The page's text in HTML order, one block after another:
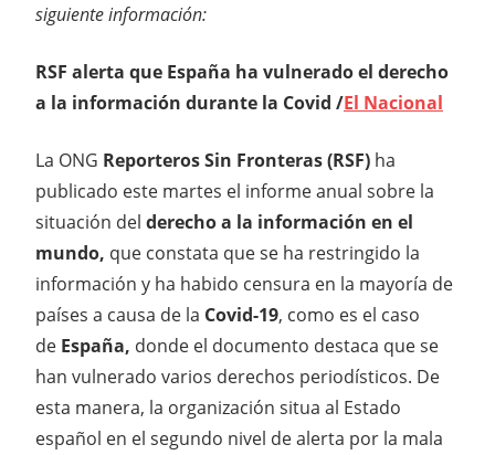
siguiente información:
RSF alerta que España ha vulnerado el derecho
a la información durante la Covid /El Nacional
La ONG Reporteros Sin Fronteras (RSF) ha
publicado este martes el informe anual sobre la
situación del derecho a la información en el
mundo, que constata que se ha restringido la
información y ha habido censura en la mayoría de
países a causa de la Covid-19, como es el caso
de España, donde el documento destaca que se
han vulnerado varios derechos periodísticos. De
esta manera, la organización situa al Estado
español en el segundo nivel de alerta por la mala